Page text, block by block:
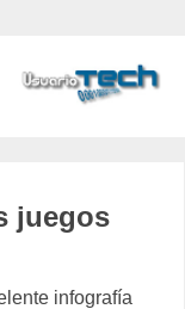
juegos
infografía